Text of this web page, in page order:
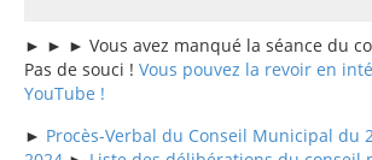
► ► ► Vous avez manqué la séance du
Pas de souci ! Vous pouvez la revoir en
YouTube !
► Procès-Verbal du Conseil Municipal du